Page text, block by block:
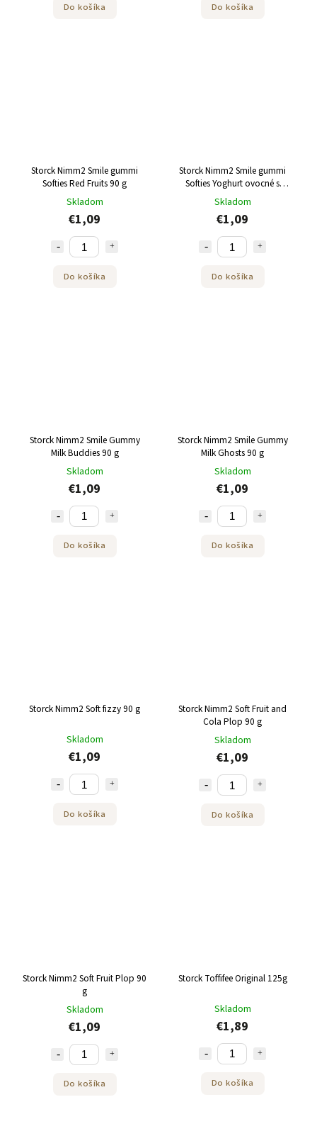
Do košíka Do košíka
Storck Nimm2 Smile gummi
Softies Red Fruits 90 g
Skladom
€1,09
Do košíka
Storck Nimm2 Smile gummi
Softies Yoghurt ovocné s
jogurtom 90g
Skladom
€1,09
Do košíka
Storck Nimm2 Smile Gummy
Milk Buddies 90 g
Skladom
€1,09
Do košíka
Storck Nimm2 Smile Gummy
Milk Ghosts 90 g
Skladom
€1,09
Do košíka
Storck Nimm2 Soft fizzy 90 g
Skladom
€1,09
Do košíka
Storck Nimm2 Soft Fruit and
Cola Plop 90 g
Skladom
€1,09
Do košíka
Storck Nimm2 Soft Fruit Plop 90
g
Skladom
€1,09
Do košíka
Storck Toffifee Original 125g
Skladom
€1,89
Do košíka